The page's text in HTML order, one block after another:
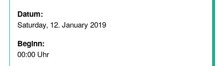
Datum:
Saturday, 12. January 2019
Beginn:
00:00 Uhr